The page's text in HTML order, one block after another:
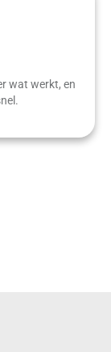
wat werkt, en